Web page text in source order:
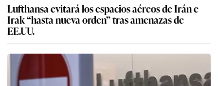
Lufthansa evitará los espacios aéreos de Irán e
Irak “hasta nueva orden” tras amenazas de
EE.UU.